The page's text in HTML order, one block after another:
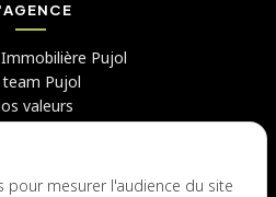
Pujol
team Pujol
valeurs
chez nous
pour mesurer l'audience du site